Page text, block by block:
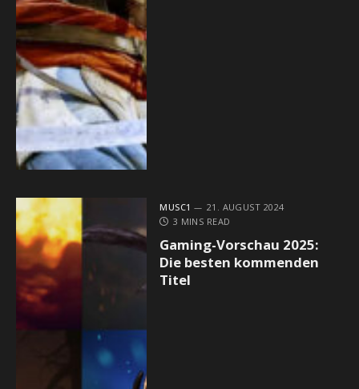
MUSC1
21. AUGUST 2024
3 MINS READ
Gaming-Vorschau 2025:
Die besten kommenden
Titel